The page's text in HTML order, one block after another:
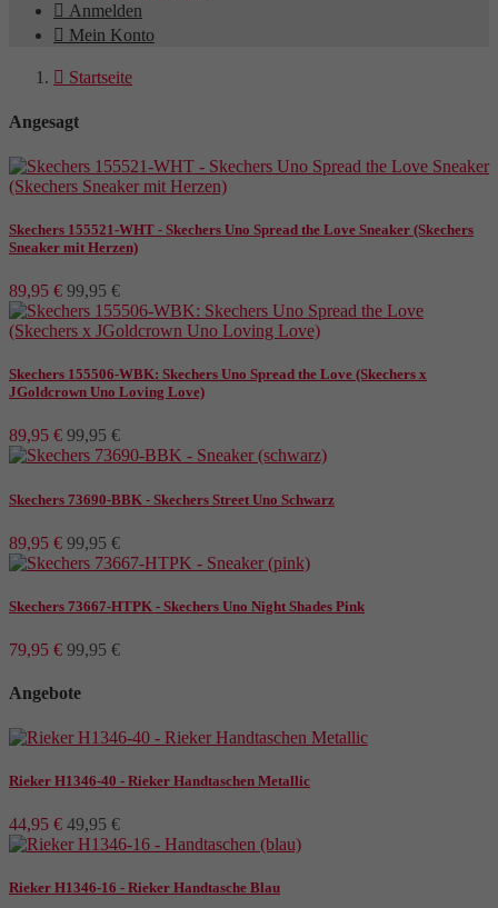
 Anmelden
 Mein Konto
 Startseite
Angesagt
Skechers 155521-WHT - Skechers Uno Spread the Love Sneaker (Skechers
Sneaker mit Herzen)
89,95 € 99,95 €
Skechers 155506-WBK: Skechers Uno Spread the Love (Skechers x
JGoldcrown Uno Loving Love)
89,95 € 99,95 €
Skechers 73690-BBK - Skechers Street Uno Schwarz
89,95 € 99,95 €
Skechers 73667-HTPK - Skechers Uno Night Shades Pink
79,95 € 99,95 €
Angebote
Rieker H1346-40 - Rieker Handtaschen Metallic
44,95 € 49,95 €
Rieker H1346-16 - Rieker Handtasche Blau